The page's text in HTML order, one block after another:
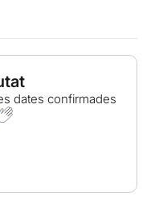
dates confirmades